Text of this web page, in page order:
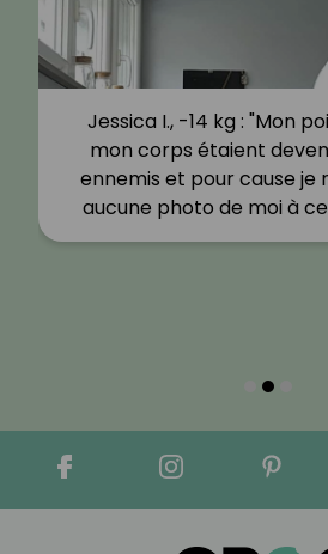
Jessica I., -14 kg : "Mon
mon corps étaient
ennemis et pour cause je
aucune photo de moi à